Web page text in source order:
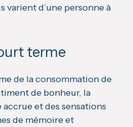
varient d’une personne à
terme
de la consommation de
de bonheur, la
et des sensations
de mémoire et